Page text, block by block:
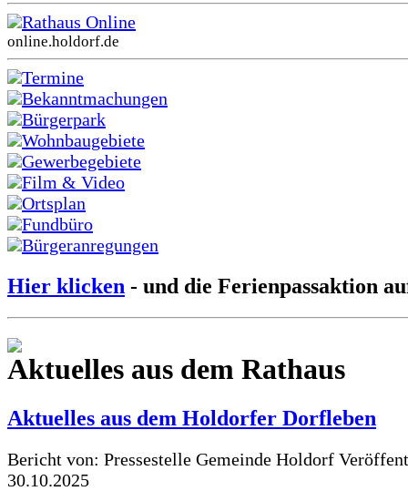
Rathaus Online
online.holdorf.de
Termine
Bekanntmachungen
Bürgerpark
Wohnbaugebiete
Gewerbegebiete
Film & Video
Ortsplan
Fundbüro
Bürgeranregungen
Hier klicken - und die Ferienpassaktion
Aktuelles aus dem Rathaus
Aktuelles aus dem Holdorfer Dorfleben
Bericht von: Pressestelle Gemeinde Holdorf
30.10.2025